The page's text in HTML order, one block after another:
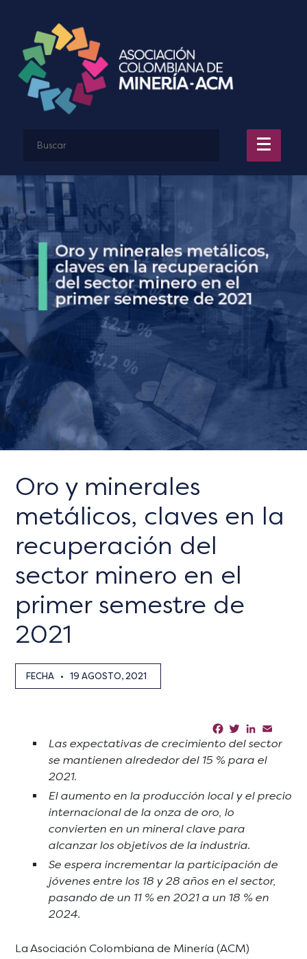
Oro y minerales
metálicos, claves en la
recuperación del
sector minero en el
primer semestre de
2021
FECHA • 19 AGOSTO, 2021
Facebook
TwitterLinkedIn
Las expectativas de crecimiento del sector
se mantienen alrededor del 15 % para el
2021.
El aumento en la producción local y el precio
internacional de la onza de oro, lo
convierten en un mineral clave para
alcanzar los objetivos de la industria.
Se espera incrementar la participación de
jóvenes entre los 18 y 28 años en el sector,
pasando de un 11 % en 2021 a un 18 % en
2024.
La Asociación Colombiana de Minería (ACM)